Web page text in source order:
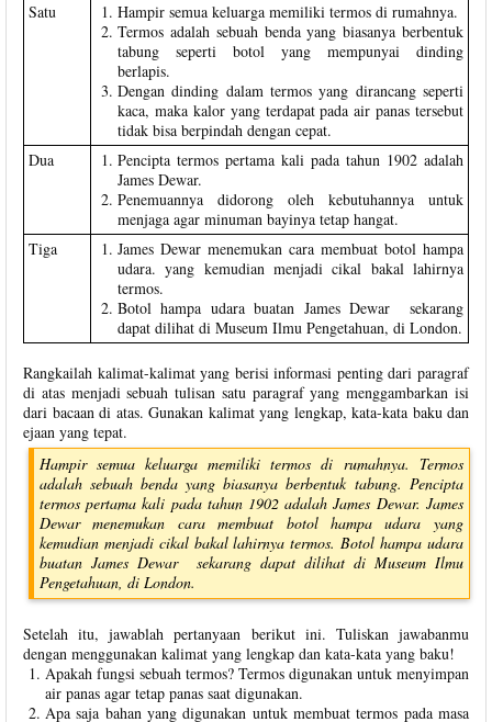
Satu
Hampir semua keluarga memiliki termos di rumahnya.
Termos adalah sebuah benda yang biasanya berbentuk
tabung seperti botol yang mempunyai dinding
berlapis.
Dengan dinding dalam termos yang dirancang seperti
kaca, maka kalor yang terdapat pada air panas tersebut
tidak bisa berpindah dengan cepat.
Dua
Pencipta termos pertama kali pada tahun 1902 adalah
James Dewar.
Penemuannya didorong oleh kebutuhannya untuk
menjaga agar minuman bayinya tetap hangat.
Tiga
James Dewar menemukan cara membuat botol hampa
udara. yang kemudian menjadi cikal bakal lahirnya
termos.
Botol hampa udara buatan James Dewar sekarang
dapat dilihat di Museum Ilmu Pengetahuan, di London.
Rangkailah kalimat-kalimat yang berisi informasi penting dari paragraf
di atas menjadi sebuah tulisan satu paragraf yang menggambarkan isi
dari bacaan di atas. Gunakan kalimat yang lengkap, kata-kata baku dan
ejaan yang tepat.
Hampir semua keluarga memiliki termos di rumahnya. Termos
adalah sebuah benda yang biasanya berbentuk tabung. Pencipta
termos pertama kali pada tahun 1902 adalah James Dewar. James
Dewar menemukan cara membuat botol hampa udara yang
kemudian menjadi cikal bakal lahirnya termos. Botol hampa udara
buatan James Dewar sekarang dapat dilihat di Museum Ilmu
Pengetahuan, di London.
Setelah itu, jawablah pertanyaan berikut ini. Tuliskan jawabanmu
dengan menggunakan kalimat yang lengkap dan kata-kata yang baku!
Apakah fungsi sebuah termos? Termos digunakan untuk menyimpan
air panas agar tetap panas saat digunakan.
Apa saja bahan yang digunakan untuk membuat termos pada masa